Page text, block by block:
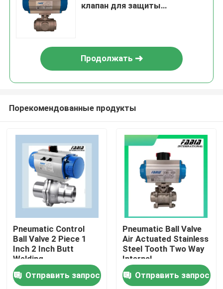
Продукты
Видеозаписи
клапан для защиты
Продолжать
Порекомендованные продукты
Pneumatic Control
Ball Valve 2 Piece 1
Inch 2 Inch Butt
Welding
Отправить запрос
Pneumatic Ball Valve
Air Actuated Stainless
Steel Tooth Two Way
Internal
Отправить запрос